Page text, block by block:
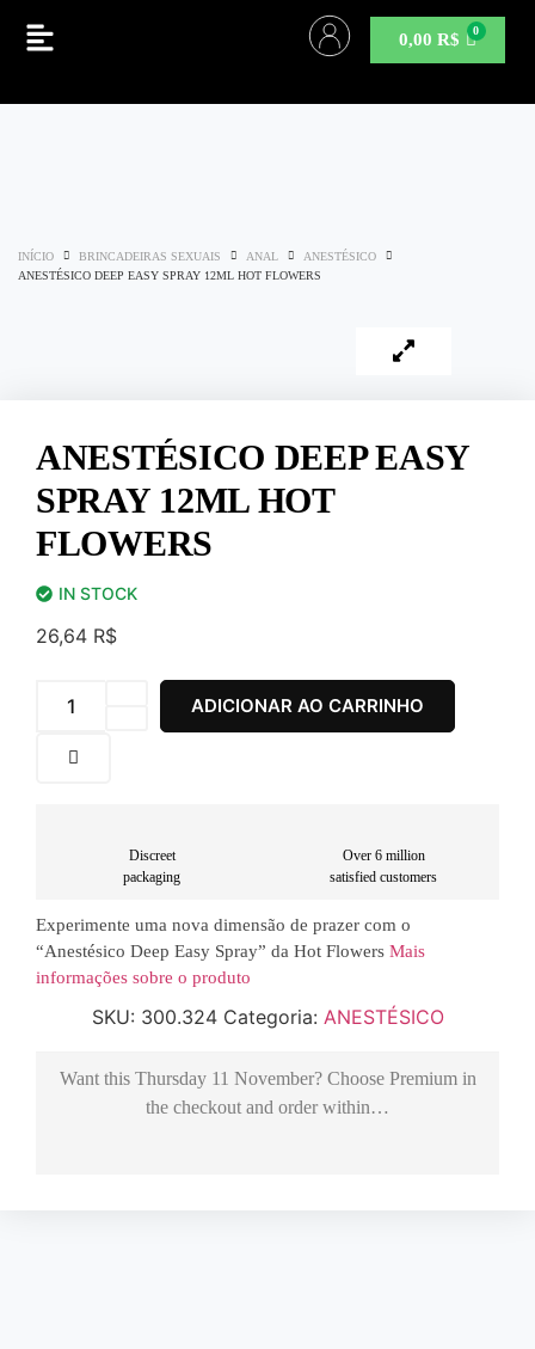
0,00R$
INÍCIO BRINCADEIRAS SEXUAIS ANAL
ANESTÉSICO
ANESTÉSICO DEEP EASY SPRAY 12ML HOT FLOWERS
ANESTÉSICO DEEP EASY
SPRAY 12ML HOT
FLOWERS
IN STOCK
26,64 R$
ADICIONAR AO CARRINHO
Discreet
packaging
Over 6 million
satisfied customers
Experimente uma nova dimensão de prazer com o
“Anestésico Deep Easy Spray” da Hot Flowers Mais
informações sobre o produto
SKU: 300.324 Categoria: ANESTÉSICO
Want this Thursday 11 November? Choose Premiumin
the checkout and order within…